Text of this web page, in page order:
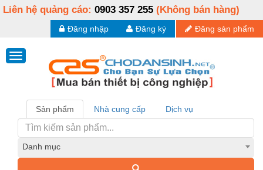
Liên hệ quảng cáo: 0903 357 255 (Không bán hàng)
Đăng sản phẩm
Đăng ký
Đăng nhập
Sản phẩm Nhà cung cấp Dịch vụ
Danh mục